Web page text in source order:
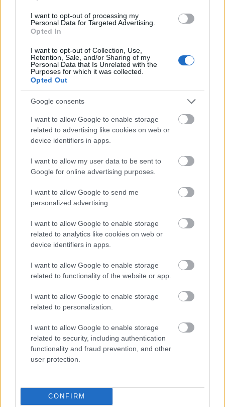
I want to opt-out of processing my
Personal Data for Targeted Advertising.
Opted In
I want to opt-out of Collection, Use,
Retention, Sale, and/or Sharing of my
Personal Data that Is Unrelated with the
Purposes for which it was collected.
Opted Out
Google consents
I want to allow Google to enable storage
related to advertising like cookies on web or
device identifiers in apps.
I want to allow my user data to be sent to
Google for online advertising purposes.
I want to allow Google to send me
personalized advertising.
I want to allow Google to enable storage
related to analytics like cookies on web or
device identifiers in apps.
I want to allow Google to enable storage
related to functionality of the website or app.
I want to allow Google to enable storage
related to personalization.
I want to allow Google to enable storage
related to security, including authentication
functionality and fraud prevention, and other
user protection.
CONFIRM
Για να πάτε στη παραλία θα πρέπει να
κατευθυνθείτε από τη Σκάλα προς τη Σκληρή. Στη
συνέχεια θα ακολουθήσετε το μονοπάτι (με τα
πόδια) σε μία διαδρομή μέσα στα πεύκα. Περίπου
600μ. παρακάτω θα βρεθείτε στο χείλος του
μονοπατιού, όπου αν κοιτάξετε κάτω θα δείτε μια
υπέροχη παραλία, σε ένα καταγάλανο κόλπο. Για
να κατέβετε στη παραλία, χρειάζεται μεγάλη
προσοχή, καθώς η πρόσβαση είναι δύσκολη,
ωστόσο όσοι κατέβετε, θα ανταμειφθείτε! Είναι
ιδανική και για ψαροντούφεκο.